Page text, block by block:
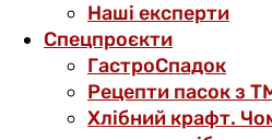
Наші експерти
Спецпроєкти
ГастроСпадок
Рецепти пасок з
Хлібний крафт.